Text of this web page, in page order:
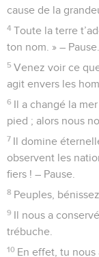
cause de la
4 Toute la terre
ton nom. » – Pause.
5 Venez voir ce
agit envers les
6 Il a changé la
pied ; alors nous
7 Il domine
observent les
fiers ! – Pause.
8 Peuples,
9 Il nous a
trébuche.
10 En effet, tu nous